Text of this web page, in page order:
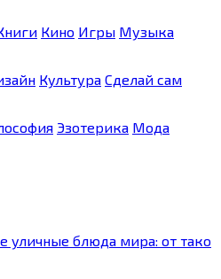
Кино Игры Музыка
Культура Сделай сам
Эзотерика Мода
уличные блюда мира: от тако